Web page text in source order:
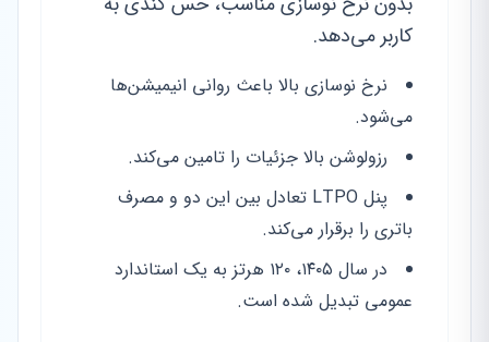
کاربر می‌دهد.
نرخ نوسازی بالا باعث روانی انیمیشن‌ها
می‌شود.
رزولوشن بالا جزئیات را تامین می‌کند.
پنل LTPO تعادل بین این دو و مصرف
باتری را برقرار می‌کند.
در سال ۱۴۰۵، ۱۲۰ هرتز به یک استاندارد
عمومی تبدیل شده است.